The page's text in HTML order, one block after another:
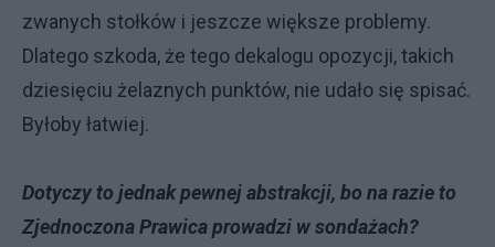
zwanych stołków i jeszcze większe problemy.
Dlatego szkoda, że tego dekalogu opozycji, takich
dziesięciu żelaznych punktów, nie udało się spisać.
Byłoby łatwiej.
Dotyczy to jednak pewnej abstrakcji, bo na razie to
Zjednoczona Prawica prowadzi w sondażach?